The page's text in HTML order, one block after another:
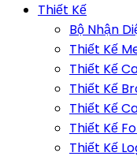
Thiết Kế
Bộ Nhận
Thiết Kế
Thiết Kế
Thiết Kế
Thiết Kế
Thiết Kế
Thiết Kế